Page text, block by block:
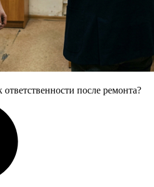
после ремонта?